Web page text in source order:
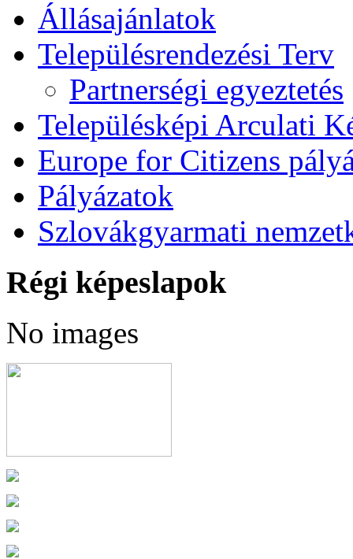
Állásajánlatok
Településrendezési Terv
Partnerségi egyeztetés
Településképi Arculati
Europe for Citizens
Pályázatok
Szlovákgyarmati
Régi képeslapok
No images